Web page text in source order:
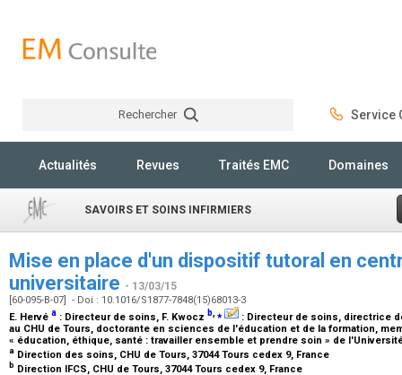
Rechercher Service
Actualités Revues Traités EMC Domaines
SAVOIRS ET SOINS INFIRMIERS
Mise en place d'un dispositif tutoral en
universitaire - 13/03/15
[60-095-B-07] - Doi : 10.1016/S1877-7848(15)68013-3
E. Hervé a : Directeur de soins, F. Kwocz b,⁎ : Directeur de soins, directrice
au CHU de Tours, doctorante en sciences de l'éducation et de la formation,
« éducation, éthique, santé : travailler ensemble et prendre soin » de
a Direction des soins, CHU de Tours, 37044 Tours cedex 9, France
b Direction IFCS, CHU de Tours, 37044 Tours cedex 9, France